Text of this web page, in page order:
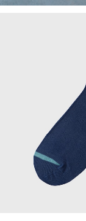
日常をスマートに